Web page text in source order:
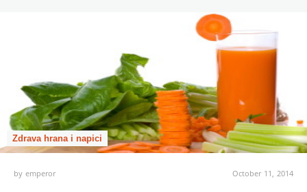
Zdrava hrana i napici
byemperor October 11, 2014